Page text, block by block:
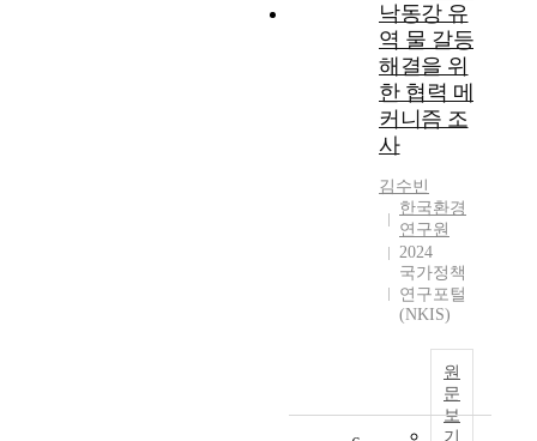
낙동강 유
역 물 갈등
해결을 위
한 협력 메
커니즘 조
사
김수빈
한국환경
연구원
2024
국가정책
연구포털
(NKIS)
원
문
보
기